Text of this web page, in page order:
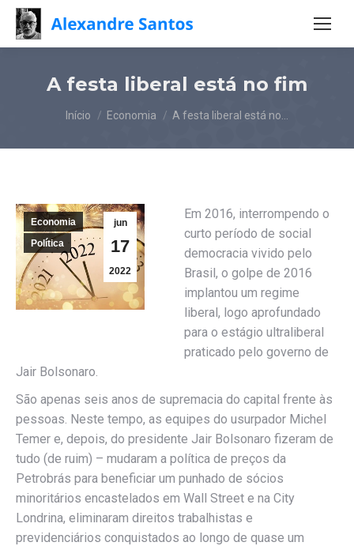
A festa liberal está no fim
Você está aqui:
Início Economia A festa liberal está no…
jun
17
2022
Economia
Política
Em 2016, interrompendo o
curto período de social
democracia vivido pelo
Brasil, o golpe de 2016
implantou um regime
liberal, logo aprofundado
para o estágio ultraliberal
praticado pelo governo de
Jair Bolsonaro.
São apenas seis anos de supremacia do capital frente às
pessoas. Neste tempo, as equipes do usurpador Michel
Temer e, depois, do presidente Jair Bolsonaro fizeram de
tudo (de ruim) – mudaram a política de preços da
Petrobrás para beneficiar um punhado de sócios
minoritários encastelados em Wall Street e na City
Londrina, eliminaram direitos trabalhistas e
previdenciários conquistados ao longo de quase um